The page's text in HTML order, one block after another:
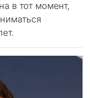
в тот момент,